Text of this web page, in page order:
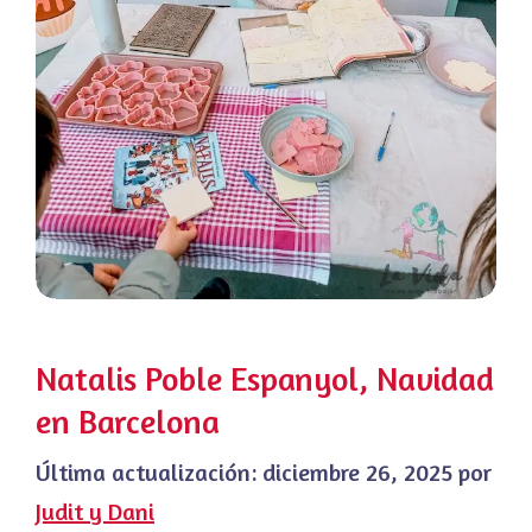
Natalis Poble Espanyol, Navidad
en Barcelona
Última actualización: diciembre 26, 2025 por
Judit y Dani